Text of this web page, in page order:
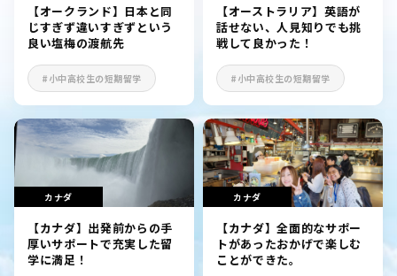
【オークランド】日本と同
じすぎず違いすぎずという
良い塩梅の渡航先
#小中高校生の短期留学
【オーストラリア】英語が
話せない、人見知りでも挑
戦して良かった！
#小中高校生の短期留学
カナダ
【カナダ】出発前からの手
厚いサポートで充実した留
学に満足！
カナダ
【カナダ】全面的なサポー
トがあったおかげで楽しむ
ことができた。